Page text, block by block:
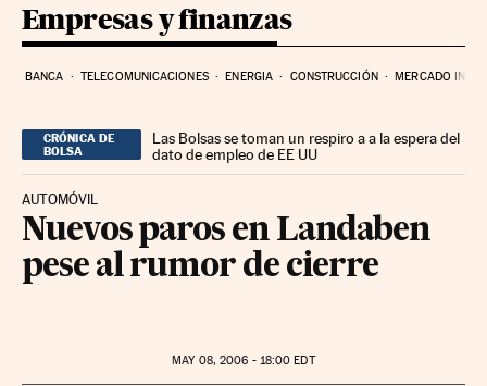
Empresas y finanzas
BANCA TELECOMUNICACIONES ENERGIA CONSTRUCCIÓN MERCADO
CRÓNICA DE
BOLSA
Las Bolsas se toman un respiro a a la espera del
dato de empleo de EE UU
AUTOMÓVIL
Nuevos paros en Landaben
pese al rumor de cierre
MAY08, 2006 - 18:00 EDT